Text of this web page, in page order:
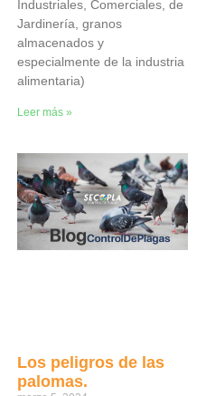
Industriales, Comerciales, de
Jardinería, granos
almacenados y
especialmente de la industria
alimentaria)
Leer más »
Los peligros de las
palomas.